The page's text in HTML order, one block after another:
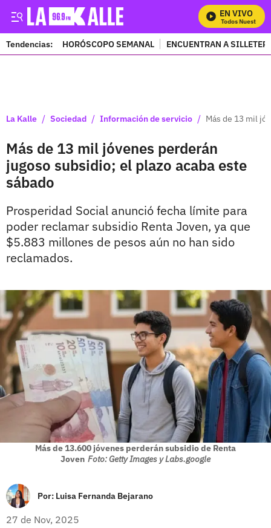
EN VIVO
Mira Todos Nuestros
Tendencias: HORÓSCOPO SEMANAL ENCUENTRAN A
La Kalle / Sociedad / Información de servicio / Más de 13 mil
Más de 13 mil jóvenes perderán
jugoso subsidio; el plazo acaba este
sábado
Prosperidad Social anunció fecha límite para
poder reclamar subsidio Renta Joven, ya que
$5.883 millones de pesos aún no han sido
reclamados.
Más de 13.600 jóvenes perderán subsidio de Renta
Joven Foto: Getty Images y Labs.google
Por: Luisa Fernanda Bejarano
27 de Nov, 2025